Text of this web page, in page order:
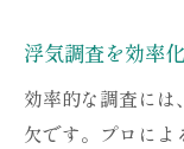
兵庫探
夫婦の
浮気調
浮気調査を効率
効率的な調査に
欠です。プロに